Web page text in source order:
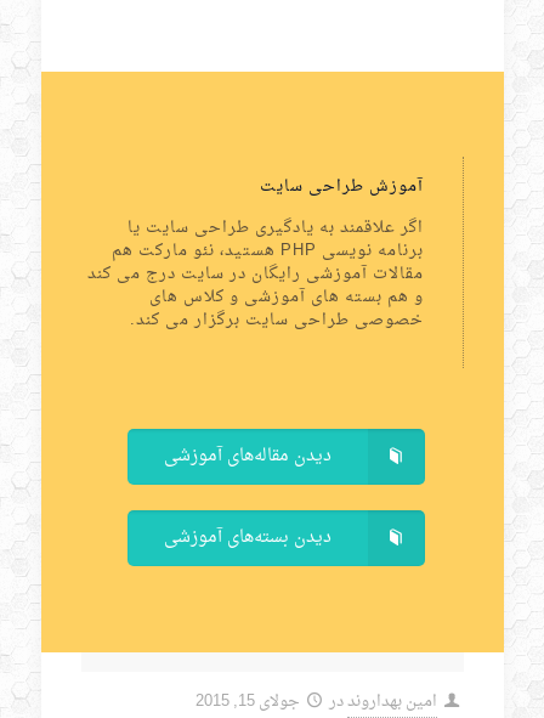
آموزش طراحی سایت
اگر علاقمند به یادگیری طراحی سایت یا
برنامه نویسی PHP هستید، نئو مارکت هم
مقالات آموزشی رایگان در سایت درج می کند
و هم بسته های آموزشی و کلاس های
خصوصی طراحی سایت برگزار می کند.
دیدن مقاله‌های آموزشی
دیدن بسته‌های آموزشی
امین بهدارونددر
جولای 15, 2015